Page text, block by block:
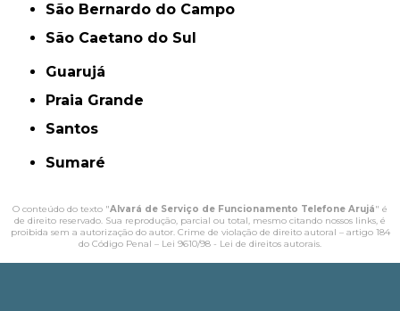
São Bernardo do Campo
São Caetano do Sul
Guarujá
Praia Grande
Santos
Sumaré
O conteúdo do texto "Alvará de Serviço de Funcionamento Telefone Arujá" é
de direito reservado. Sua reprodução, parcial ou total, mesmo citando nossos links, é
proibida sem a autorização do autor. Crime de violação de direito autoral – artigo 184
do Código Penal – Lei 9610/98 - Lei de direitos autorais.